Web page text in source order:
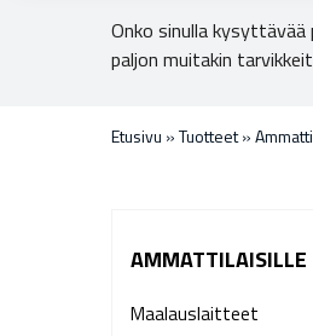
Onko sinulla
paljon muitakin
Etusivu »Tuotteet»
AMMATTILAISILLE
Maalauslaitteet